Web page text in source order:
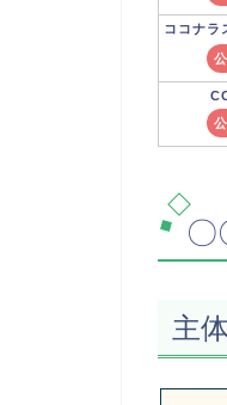
ココナラ
〇
主